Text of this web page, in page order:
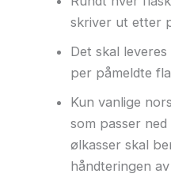
skriver ut etter
Det skal
per påmeldte
Kun vanlige
som passer
ølkasser skal
håndteringen